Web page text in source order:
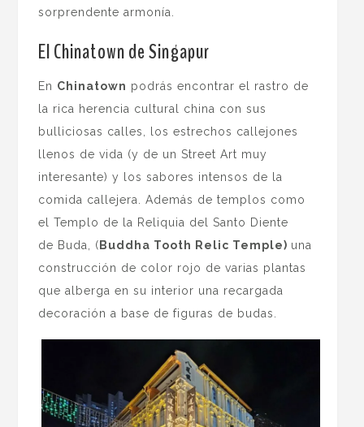
sorprendente armonía.
El Chinatown de Singapur
En Chinatown podrás encontrar el rastro de
la rica herencia cultural china con sus
bulliciosas calles, los estrechos callejones
llenos de vida (y de un Street Art muy
interesante) y los sabores intensos de la
comida callejera. Además de templos como
el Templo de la Reliquia del Santo Diente
de Buda, ( Buddha Tooth Relic Temple) una
construcción de color rojo de varias plantas
que alberga en su interior una recargada
decoración a base de figuras de budas.